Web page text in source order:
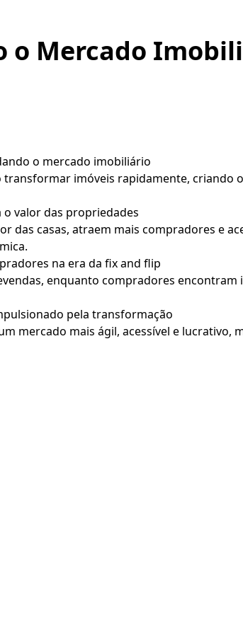
o Mercado
o mercado imobiliário
imóveis rapidamente, criando
valor das propriedades
das casas, atraem mais compradores e
na era da fix and flip
enquanto compradores encontram
pela transformação
mercado mais ágil, acessível e lucrativo,